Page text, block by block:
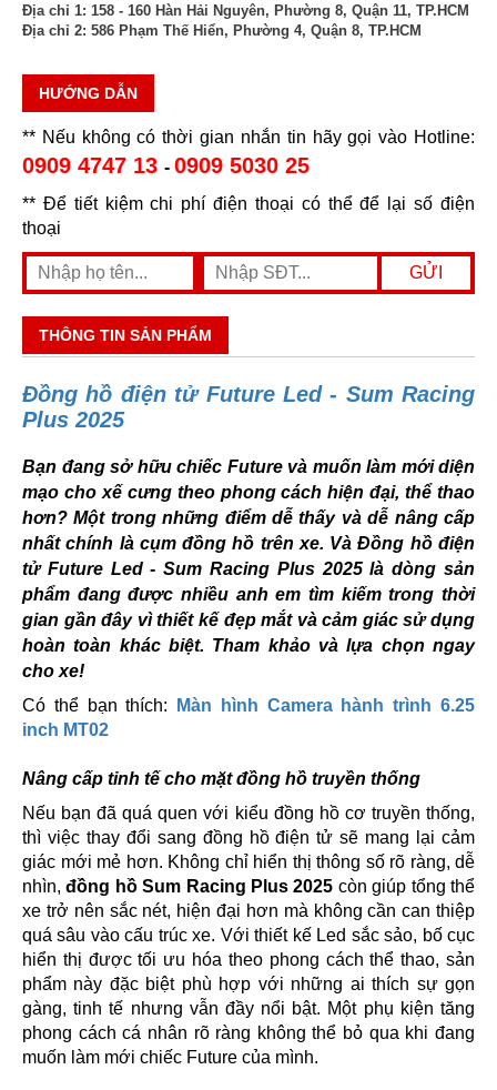
Địa chỉ 1: 158 - 160 Hàn Hải Nguyên, Phường 8, Quận 11, TP.HCM
Địa chỉ 2: 586 Phạm Thế Hiển, Phường 4, Quận 8, TP.HCM
HƯỚNG DẪN
** Nếu không có thời gian nhắn tin hãy gọi vào Hotline:
0909 4747 13 - 0909 5030 25
** Để tiết kiệm chi phí điện thoại có thể để lại số điện
thoại
THÔNG TIN SẢN PHẨM
Đồng hồ điện tử Future Led - Sum Racing
Plus 2025
Bạn đang sở hữu chiếc Future và muốn làm mới diện
mạo cho xế cưng theo phong cách hiện đại, thể thao
hơn? Một trong những điểm dễ thấy và dễ nâng cấp
nhất chính là cụm đồng hồ trên xe. Và Đồng hồ điện
tử Future Led - Sum Racing Plus 2025 là dòng sản
phẩm đang được nhiều anh em tìm kiếm trong thời
gian gần đây vì thiết kế đẹp mắt và cảm giác sử dụng
hoàn toàn khác biệt. Tham khảo và lựa chọn ngay
cho xe!
Có thể bạn thích:
Màn hình Camera hành trình 6.25
inch MT02
Nâng cấp tinh tế cho mặt đồng hồ truyền thống
Nếu bạn đã quá quen với kiểu đồng hồ cơ truyền thống,
thì việc thay đổi sang đồng hồ điện tử sẽ mang lại cảm
giác mới mẻ hơn. Không chỉ hiển thị thông số rõ ràng, dễ
nhìn,đồng hồ Sum Racing Plus 2025 còn giúp tổng thể
xe trở nên sắc nét, hiện đại hơn mà không cần can thiệp
quá sâu vào cấu trúc xe. Với thiết kế Led sắc sảo, bố cục
hiển thị được tối ưu hóa theo phong cách thể thao, sản
phẩm này đặc biệt phù hợp với những ai thích sự gọn
gàng, tinh tế nhưng vẫn đầy nổi bật. Một phụ kiện tăng
phong cách cá nhân rõ ràng không thể bỏ qua khi đang
muốn làm mới chiếc Future của mình.